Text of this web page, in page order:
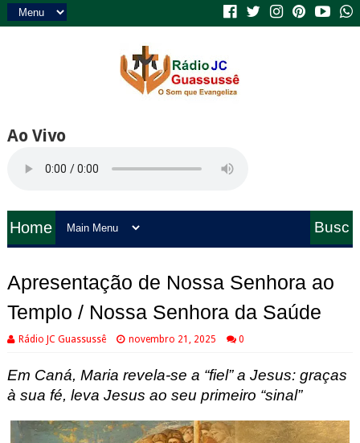
Ao Vivo
Home
Busc
Apresentação de Nossa Senhora ao
Templo / Nossa Senhora da Saúde
Rádio JC Guassussê novembro 21, 2025 0
Em Caná, Maria revela-se a “fiel” a Jesus: graças
à sua fé, leva Jesus ao seu primeiro “sinal”